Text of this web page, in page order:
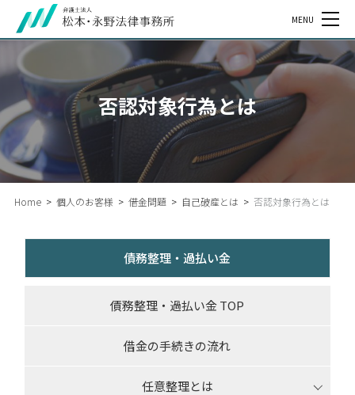
MENU
否認対象行為とは
Home > 個人のお客様 > 借金問題 > 自己破産とは > 否認対象行為とは
債務整理・過払い金
債務整理・過払い金 TOP
借金の手続きの流れ
任意整理とは